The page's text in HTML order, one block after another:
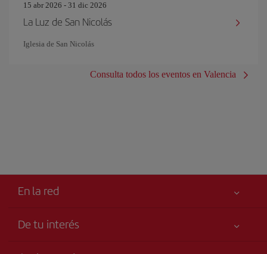
15 abr 2026 - 31 dic 2026
La Luz de San Nicolás
Iglesia de San Nicolás
Consulta todos los eventos en Valencia
En la red
De tu interés